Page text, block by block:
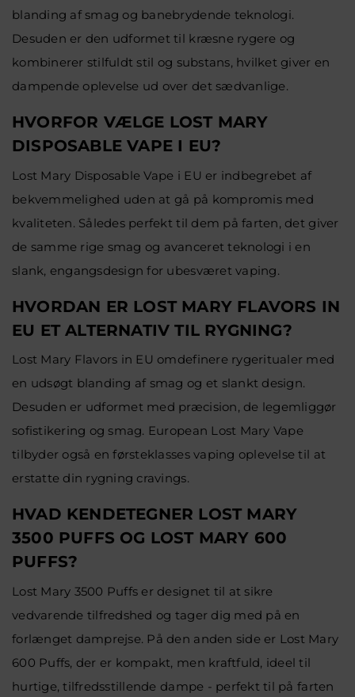
blanding af smag og banebrydende teknologi.
Desuden er den udformet til kræsne rygere og
kombinerer stilfuldt stil og substans, hvilket giver en
dampende oplevelse ud over det sædvanlige.
HVORFOR VÆLGE LOST MARY
DISPOSABLE VAPE I EU?
Lost Mary Disposable Vape i EU er indbegrebet af
bekvemmelighed uden at gå på kompromis med
kvaliteten. Således perfekt til dem på farten, det giver
de samme rige smag og avanceret teknologi i en
slank, engangsdesign for ubesværet vaping.
HVORDAN ER LOST MARY FLAVORS IN
EU ET ALTERNATIV TIL RYGNING?
Lost Mary Flavors in EU omdefinere rygeritualer med
en udsøgt blanding af smag og et slankt design.
Desuden er udformet med præcision, de legemliggør
sofistikering og smag. European Lost Mary Vape
tilbyder også en førsteklasses vaping oplevelse til at
erstatte din rygning cravings.
HVAD KENDETEGNER LOST MARY
3500 PUFFS OG LOST MARY 600
PUFFS?
Lost Mary 3500 Puffs er designet til at sikre
vedvarende tilfredshed og tager dig med på en
forlænget damprejse. På den anden side er Lost Mary
600 Puffs, der er kompakt, men kraftfuld, ideel til
hurtige, tilfredsstillende dampe - perfekt til på farten